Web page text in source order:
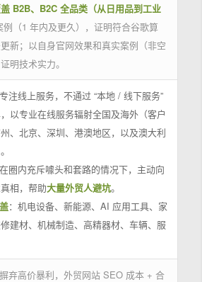
B2B、B2C 全品类（从日用品到工业
例（1 年内及更久），证明符合谷歌算
新；以自身官网效果和真实案例（非空
明技术实力。
注线上服务，不通过 “本地 / 线下服务”
以专业在线服务辐射全国及海外（客户
、北京、深圳、港澳地区，以及澳大利
圈内充斥噱头和套路的情况下，主动向
相，帮助大量外贸人避坑。
：机电设备、新能源、AI 应用工具、家
建材、机械制造、高精器材、车辆、服
弃高价暴利，外贸网站 SEO 成本 + 合